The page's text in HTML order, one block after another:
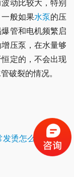
动比较大，特别
般如果水泵的压
管和电机频繁启
压泵，在水量够
定的，不会出现
破裂的情况。
发烫怎么回事？